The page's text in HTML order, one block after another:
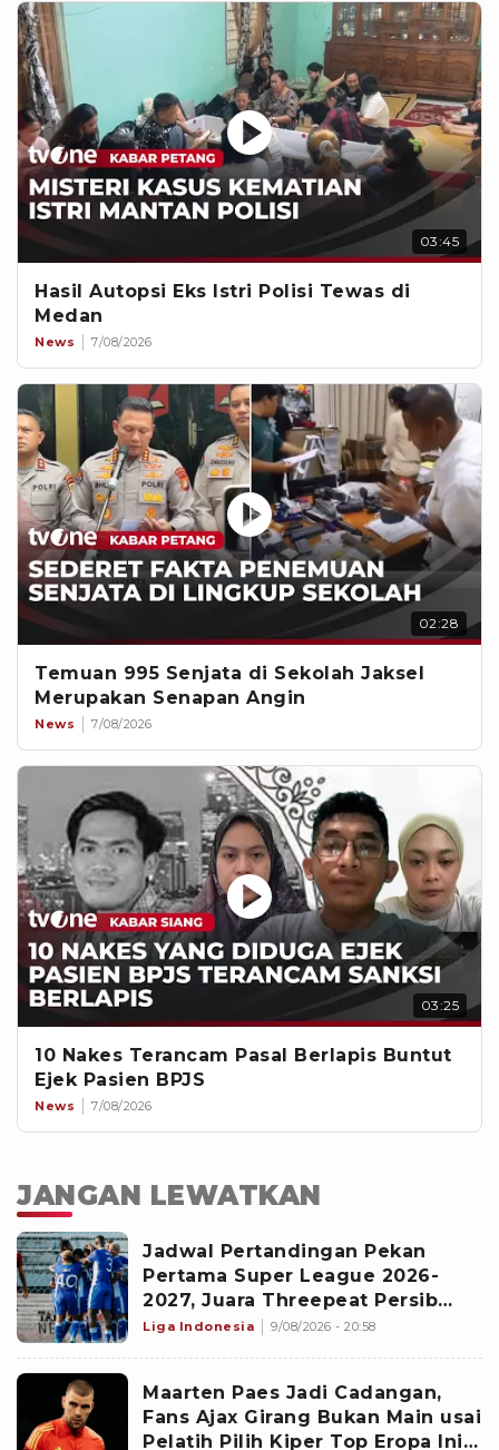
03:45
Hasil Autopsi Eks Istri Polisi Tewas di
Medan
News 7/08/2026
02:28
Temuan 995 Senjata di Sekolah Jaksel
Merupakan Senapan Angin
News 7/08/2026
03:25
10 Nakes Terancam Pasal Berlapis Buntut
Ejek Pasien BPJS
News 7/08/2026
JANGAN LEWATKAN
Jadwal Pertandingan Pekan
Pertama Super League 2026-
2027, Juara Threepeat Persib
Bukan Laga Pembuka
Liga Indonesia 9/08/2026 - 20:58
Maarten Paes Jadi Cadangan,
Fans Ajax Girang Bukan Main usai
Pelatih Pilih Kiper Top Eropa Ini